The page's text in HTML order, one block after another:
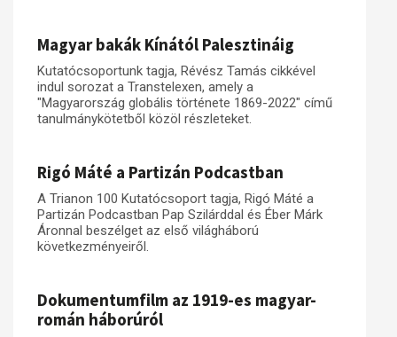
Magyar bakák Kínától Palesztináig
Kutatócsoportunk tagja, Révész Tamás cikkével
indul sorozat a Transtelexen, amely a
"Magyarország globális története 1869-2022" című
tanulmánykötetből közöl részleteket.
Rigó Máté a Partizán Podcastban
A Trianon 100 Kutatócsoport tagja, Rigó Máté a
Partizán Podcastban Pap Szilárddal és Éber Márk
Áronnal beszélget az első világháború
következményeiről.
Dokumentumfilm az 1919-es magyar-
román háborúról